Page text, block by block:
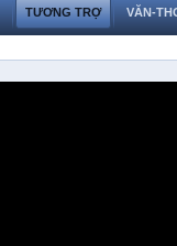
TƯƠNG TRỢ VĂN-